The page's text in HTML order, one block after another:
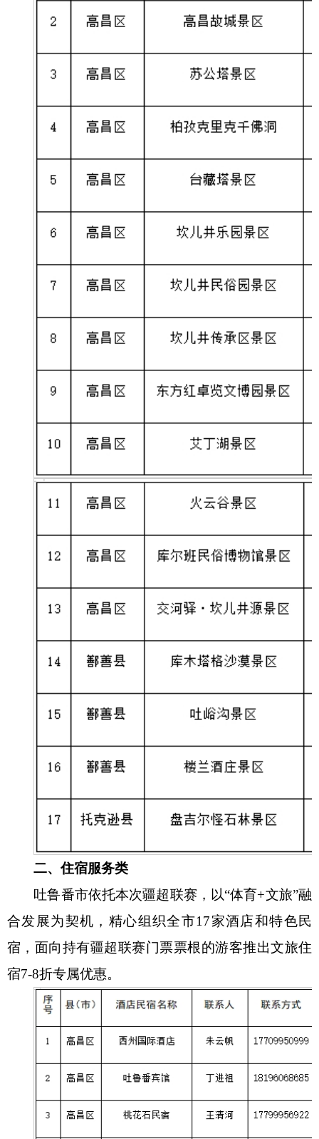
二、住宿服务类
吐鲁番市依托本次疆超联赛，以“体育+文旅”融
合发展为契机，精心组织全市17家酒店和特色民
宿，面向持有疆超联赛门票票根的游客推出文旅住
宿7-8折专属优惠。